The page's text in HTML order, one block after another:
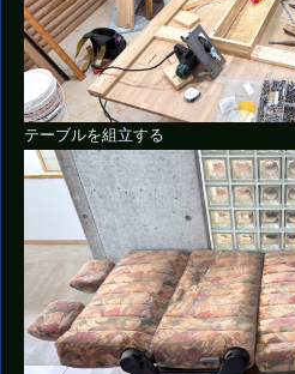
テーブルを組立する